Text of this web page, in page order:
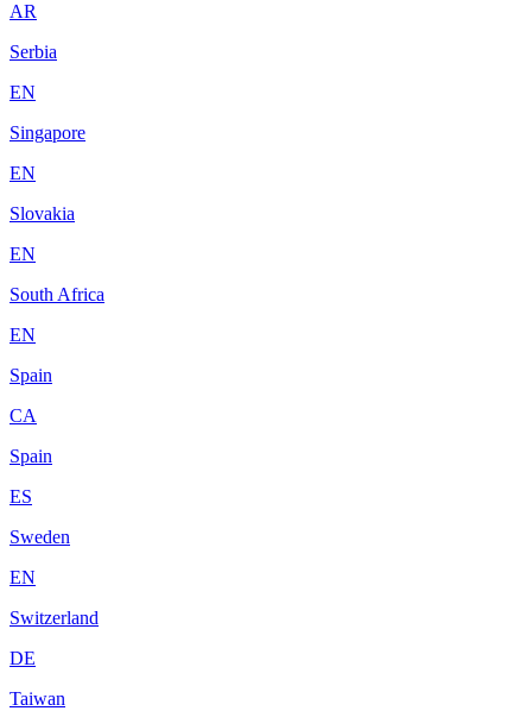
AR
Serbia
EN
Singapore
EN
Slovakia
EN
South Africa
EN
Spain
CA
Spain
ES
Sweden
EN
Switzerland
DE
Taiwan